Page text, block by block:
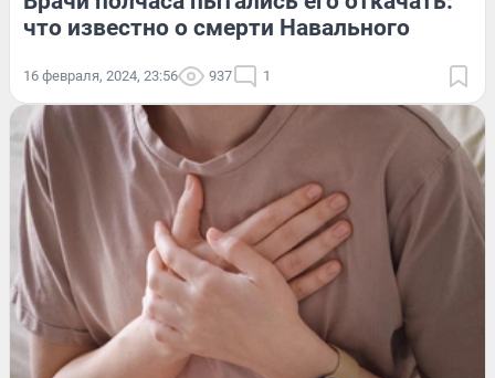
что известно о смерти Навального
16 февраля, 2024, 23:56 937 1